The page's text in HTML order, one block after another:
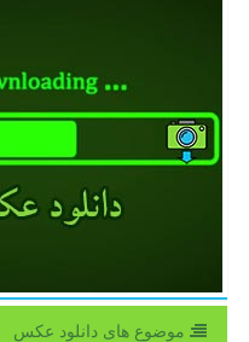
موضوع های دانلود عكس